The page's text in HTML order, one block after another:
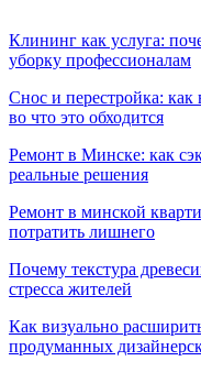
Клининг как услуга:
уборку профессионалам
Снос и перестройка:
во что это обходится
Ремонт в Минске: как
реальные решения
Ремонт в минской
потратить лишнего
Почему текстура
стресса жителей
Как визуально
продуманных